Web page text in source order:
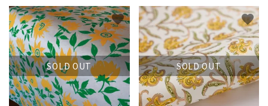
SOLD OUT
favorite
SOLD OUT
favorite